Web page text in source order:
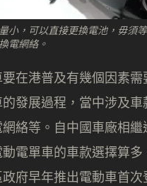
小，可以直接更換電池，毋須
電網絡。
在港普及有幾個因素需
發展過程，當中涉及
絡等。自中國車廠相
電單車的車款選擇算多
府早年推出電動車首次